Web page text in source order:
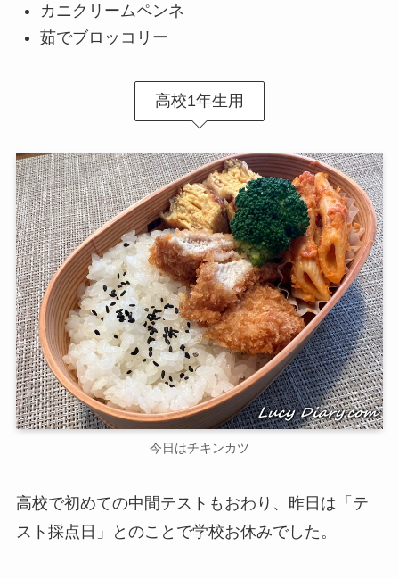
カニクリームペンネ
茹でブロッコリー
高校1年生用
今日はチキンカツ
高校で初めての中間テストもおわり、昨日は「テ
スト採点日」とのことで学校お休みでした。